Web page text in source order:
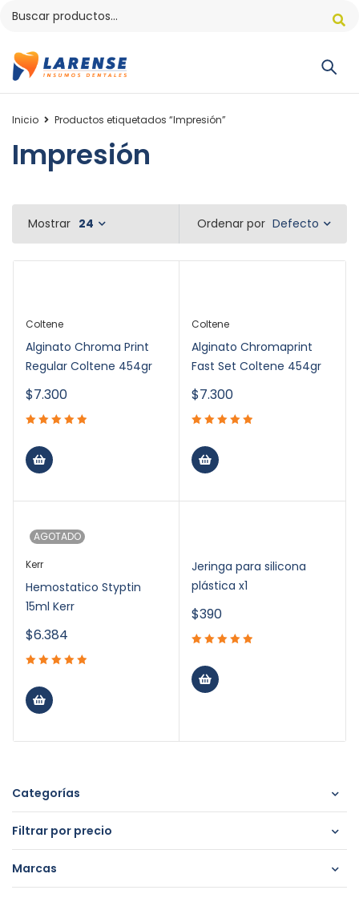
Inicio Productos etiquetados “Impresión”
Impresión
Categorías
Filtrar por precio
Marcas
Ordenar por Defecto
Mostrar 24
Coltene
Alginato Chroma Print
Regular Coltene 454gr
$7.300
Coltene
Alginato Chromaprint
Fast Set Coltene 454gr
$7.300
AGOTADO
Kerr
Hemostatico Styptin
15ml Kerr
$6.384
Jeringa para silicona
plástica x1
$390